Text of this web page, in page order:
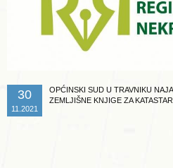
30
11.2021
OPĆINSKI SUD U TRAVNIKU
ZEMLJIŠNE KNJIGE ZA